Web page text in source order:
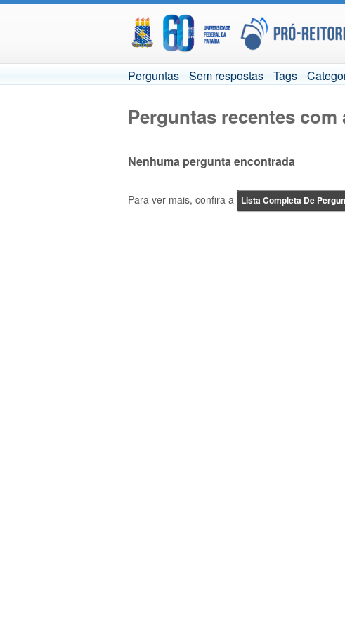
Perguntas Sem respostas Tags
Perguntas recentes
Nenhuma pergunta encontrada
Para ver mais, confira a Lista Completa De